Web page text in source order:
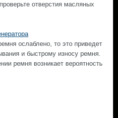
отверстия масляных
ослаблено, то это приведет
и быстрому износу ремня.
ремня возникает вероятность